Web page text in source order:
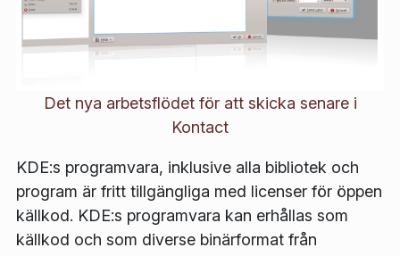
Det nya arbetsflödet för att skicka senare i
Kontact
KDE:s programvara, inklusive alla bibliotek och
program är fritt tillgängliga med licenser för öppen
källkod. KDE:s programvara kan erhållas som
källkod och som diverse binärformat från